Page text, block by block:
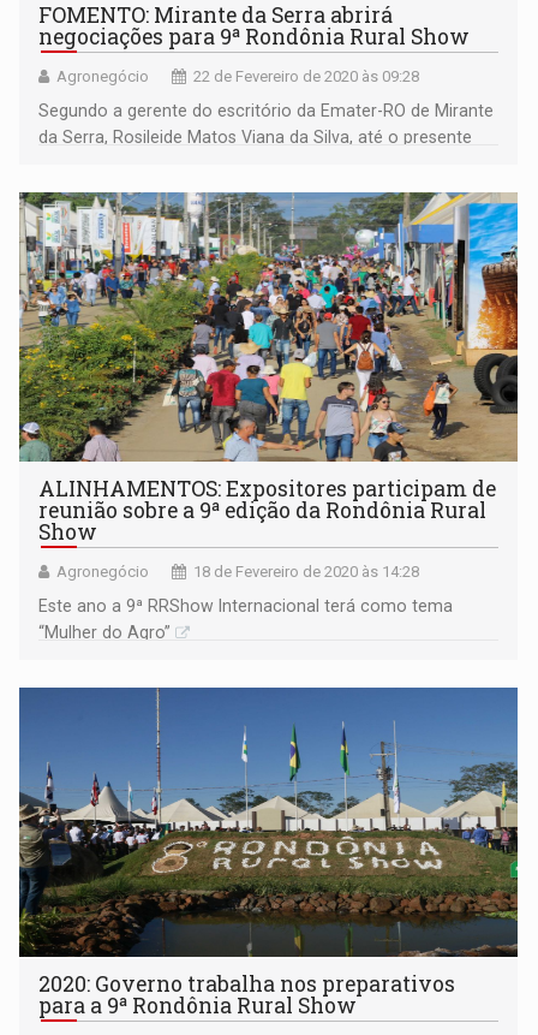
FOMENTO: Mirante da Serra abrirá
negociações para 9ª Rondônia Rural Show
Agronegócio 22 de Fevereiro de 2020 às 09:28
Segundo a gerente do escritório da Emater-RO de Mirante
da Serra, Rosileide Matos Viana da Silva, até o presente
ALINHAMENTOS: Expositores participam de
reunião sobre a 9ª edição da Rondônia Rural
Show
Agronegócio 18 de Fevereiro de 2020 às 14:28
Este ano a 9ª RRShow Internacional terá como tema
“Mulher do Agro”
2020: Governo trabalha nos preparativos
para a 9ª Rondônia Rural Show